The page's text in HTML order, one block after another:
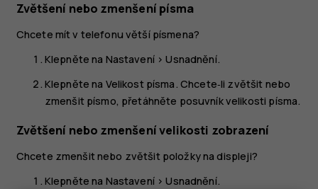
Zvětšení nebo zmenšení písma
Chcete mít v telefonu větší písmena?
Klepněte na Nastavení>Usnadnění.
Klepněte na Velikost písma. Chcete‑li zvětšit nebo
zmenšit písmo, přetáhněte posuvník velikosti písma.
Zvětšení nebo zmenšení velikosti zobrazení
Chcete zmenšit nebo zvětšit položky na displeji?
Klepněte na Nastavení>Usnadnění.